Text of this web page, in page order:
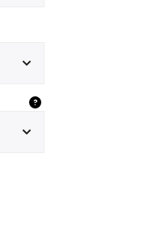
?